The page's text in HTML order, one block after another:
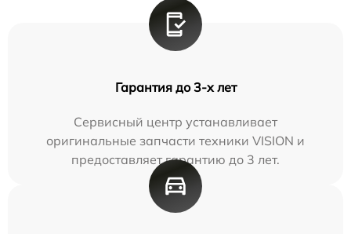
Гарантия до 3-х лет
Сервисный центр устанавливает
оригинальные запчасти техники VISION и
предоставляет гарантию до 3 лет.